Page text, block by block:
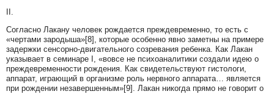
II.
Согласно Лакану человек рождается преждевременно, то есть с
«чертами зародыша»[8], которые особенно явно заметны на примере
задержки сенсорно-двигательного созревания ребенка. Как Лакан
указывает в семинаре I, «вовсе не психоаналитики создали идею о
преждевременности рождения. Как свидетельствуют гистологи,
аппарат, играющий в организме роль нервного аппарата… является
при рождении незавершенным»[9]. Лакан никогда прямо не говорит о